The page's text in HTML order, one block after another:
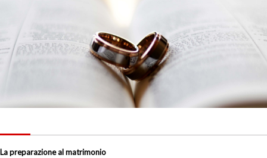
La preparazione al matrimonio